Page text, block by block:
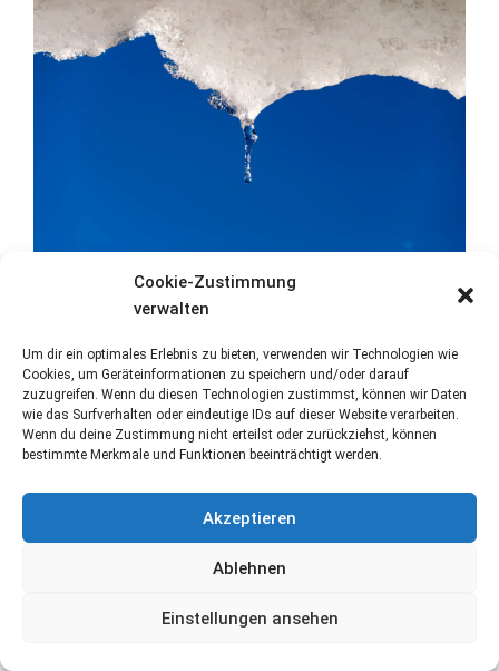
Cookie-Zustimmung
verwalten
Um dir ein optimales Erlebnis zu bieten, verwenden wir Technologien wie
Cookies, um Geräteinformationen zu speichern und/oder darauf
zuzugreifen. Wenn du diesen Technologien zustimmst, können wir Daten
wie das Surfverhalten oder eindeutige IDs auf dieser Website verarbeiten.
Wenn du deine Zustimmung nicht erteilst oder zurückziehst, können
bestimmte Merkmale und Funktionen beeinträchtigt werden.
Akzeptieren
Ablehnen
Einstellungen ansehen
Stolz präsentiert von WordPress. Theme: Flat 1.7.11 byThemeisle